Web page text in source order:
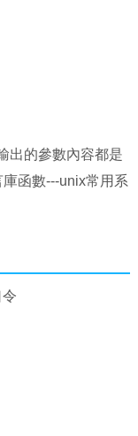
出的參數內容都是
函數---unix常用系